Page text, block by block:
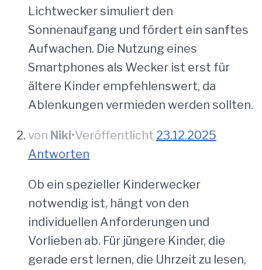
Lichtwecker simuliert den
Sonnenaufgang und fördert ein sanftes
Aufwachen. Die Nutzung eines
Smartphones als Wecker ist erst für
ältere Kinder empfehlenswert, da
Ablenkungen vermieden werden sollten.
von Niki•Veröffentlicht 23.12.2025
Antworten
Ob ein spezieller Kinderwecker
notwendig ist, hängt von den
individuellen Anforderungen und
Vorlieben ab. Für jüngere Kinder, die
gerade erst lernen, die Uhrzeit zu lesen,